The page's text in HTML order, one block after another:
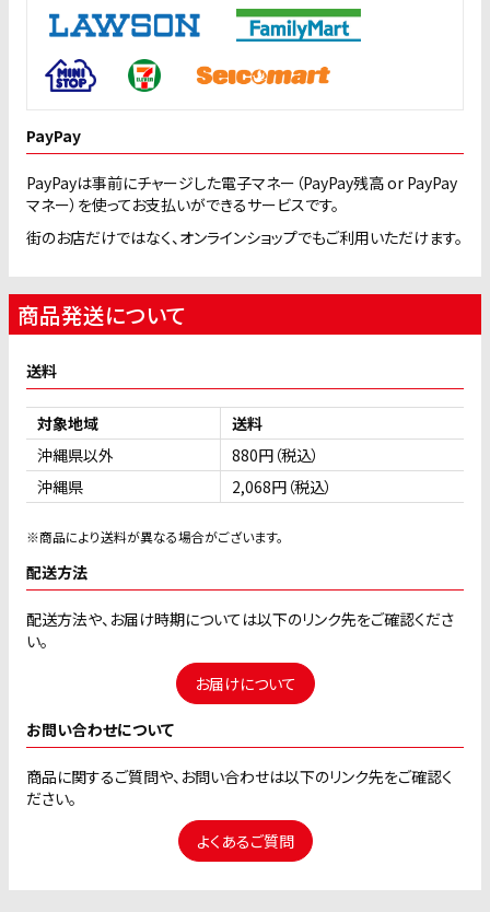
PayPay
PayPayは事前にチャージした電子マネー（PayPay残高 or PayPay
マネー）を使ってお支払いができるサービスです。
街のお店だけではなく、オンラインショップでもご利用いただけます。
商品発送について
送料
対象地域
送料
沖縄県以外
880円（税込）
沖縄県
2,068円（税込）
※商品により送料が異なる場合がございます。
配送方法
配送方法や、お届け時期については以下のリンク先をご確認くださ
い。
お届けについて
お問い合わせについて
商品に関するご質問や、お問い合わせは以下のリンク先をご確認く
ださい。
よくあるご質問